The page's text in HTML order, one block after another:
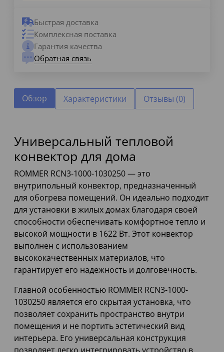
Быстрая доставка
Комплексная поставка
Гарантия качества
Обратная связь
Обзор Характеристики Отзывы (0)
Универсальный тепловой
конвектор для дома
ROMMER RCN3-1000-1030250 — это
внутрипольный конвектор, предназначенный
для обогрева помещений. Он идеально подходит
для установки в жилых домах благодаря своей
способности обеспечивать комфортное тепло и
высокой мощности в 1622 Вт. Этот конвектор
выполнен с использованием
высококачественных материалов, что
гарантирует его надежность и долговечность.
Главной особенностью ROMMER RCN3-1000-
1030250 является его скрытая установка, что
позволяет сохранить пространство внутри
помещения и не портить эстетический вид
интерьера. Его универсальная конструкция